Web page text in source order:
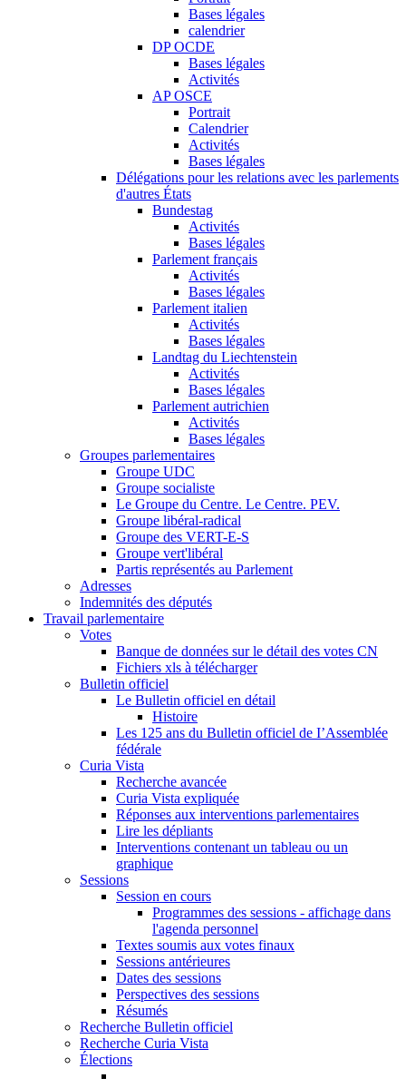
Bases légales
calendrier
DP OCDE
Bases légales
Activités
AP OSCE
Portrait
Calendrier
Activités
Bases légales
Délégations pour les relations avec les parlements
d'autres États
Bundestag
Activités
Bases légales
Parlement français
Activités
Bases légales
Parlement italien
Activités
Bases légales
Landtag du Liechtenstein
Activités
Bases légales
Parlement autrichien
Activités
Bases légales
Groupes parlementaires
Groupe UDC
Groupe socialiste
Le Groupe du Centre. Le Centre. PEV.
Groupe libéral-radical
Groupe des VERT-E-S
Groupe vert'libéral
Partis représentés au Parlement
Adresses
Indemnités des députés
Travail parlementaire
Votes
Banque de données sur le détail des votes CN
Fichiers xls à télécharger
Bulletin officiel
Le Bulletin officiel en détail
Histoire
Les 125 ans du Bulletin officiel de I’Assemblée
fédérale
Curia Vista
Recherche avancée
Curia Vista expliquée
Réponses aux interventions parlementaires
Lire les dépliants
Interventions contenant un tableau ou un
graphique
Sessions
Session en cours
Programmes des sessions - affichage dans
l'agenda personnel
Textes soumis aux votes finaux
Sessions antérieures
Dates des sessions
Perspectives des sessions
Résumés
Recherche Bulletin officiel
Recherche Curia Vista
Élections